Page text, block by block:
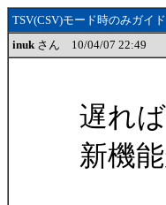
TSV(CSV)モード時のみガイ
inuk さん 10/04/07 22:49
遅れ
新機